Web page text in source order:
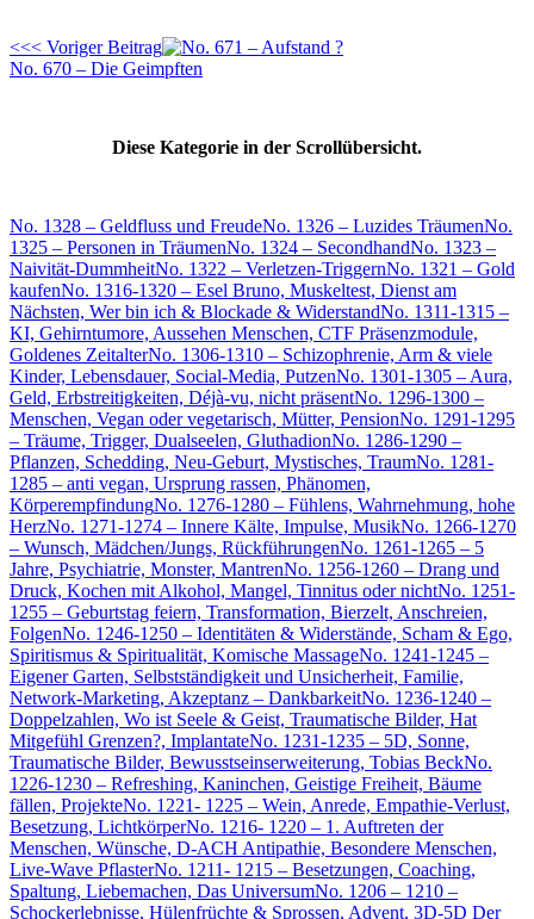
<<< Voriger Beitrag
No. 670 – Die Geimpften
Diese Kategorie in der Scrollübersicht.
No. 1328 – Geldfluss und FreudeNo. 1326 – Luzides TräumenNo.
1325 – Personen in TräumenNo. 1324 – SecondhandNo. 1323 –
Naivität-DummheitNo. 1322 – Verletzen-TriggernNo. 1321 – Gold
kaufenNo. 1316-1320 – Esel Bruno, Muskeltest, Dienst am
Nächsten, Wer bin ich & Blockade & WiderstandNo. 1311-1315 –
KI, Gehirntumore, Aussehen Menschen, CTF Präsenzmodule,
Goldenes ZeitalterNo. 1306-1310 – Schizophrenie, Arm & viele
Kinder, Lebensdauer, Social-Media, PutzenNo. 1301-1305 – Aura,
Geld, Erbstreitigkeiten, Déjà-vu, nicht präsentNo. 1296-1300 –
Menschen, Vegan oder vegetarisch, Mütter, PensionNo. 1291-1295
– Träume, Trigger, Dualseelen, GluthadionNo. 1286-1290 –
Pflanzen, Schedding, Neu-Geburt, Mystisches, TraumNo. 1281-
1285 – anti vegan, Ursprung rassen, Phänomen,
KörperempfindungNo. 1276-1280 – Fühlens, Wahrnehmung, hohe
HerzNo. 1271-1274 – Innere Kälte, Impulse, MusikNo. 1266-1270
– Wunsch, Mädchen/Jungs, RückführungenNo. 1261-1265 – 5
Jahre, Psychiatrie, Monster, MantrenNo. 1256-1260 – Drang und
Druck, Kochen mit Alkohol, Mangel, Tinnitus oder nichtNo. 1251-
1255 – Geburtstag feiern, Transformation, Bierzelt, Anschreien,
FolgenNo. 1246-1250 – Identitäten & Widerstände, Scham & Ego,
Spiritismus & Spiritualität, Komische MassageNo. 1241-1245 –
Eigener Garten, Selbstständigkeit und Unsicherheit, Familie,
Network-Marketing, Akzeptanz – DankbarkeitNo. 1236-1240 –
Doppelzahlen, Wo ist Seele & Geist, Traumatische Bilder, Hat
Mitgefühl Grenzen?, ImplantateNo. 1231-1235 – 5D, Sonne,
Traumatische Bilder, Bewusstseinserweiterung, Tobias BeckNo.
1226-1230 – Refreshing, Kaninchen, Geistige Freiheit, Bäume
fällen, ProjekteNo. 1221- 1225 – Wein, Anrede, Empathie-Verlust,
Besetzung, LichtkörperNo. 1216- 1220 – 1. Auftreten der
Menschen, Wünsche, D-ACH Antipathie, Besondere Menschen,
Live-Wave PflasterNo. 1211- 1215 – Besetzungen, Coaching,
Spaltung, Liebemachen, Das UniversumNo. 1206 – 1210 –
Schockerlebnisse, Hülenfrüchte & Sprossen, Advent, 3D-5D Der